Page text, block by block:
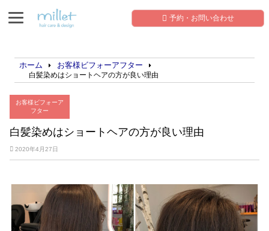
予約・お問い合わせ
ホーム お客様ビフォーアフター
白髪染めはショートヘアの方が良い理由
お客様ビフォーア
フター
白髪染めはショートヘアの方が良い理由
2020年4月27日